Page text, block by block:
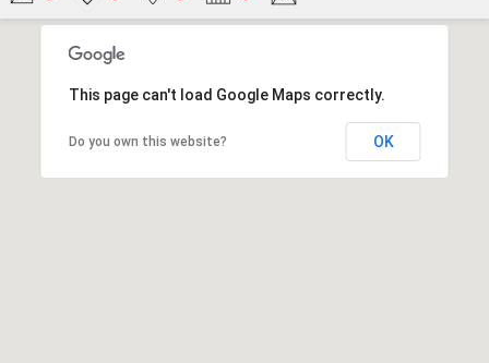
This page can't load Google Maps correctly.
Do you own this website? OK